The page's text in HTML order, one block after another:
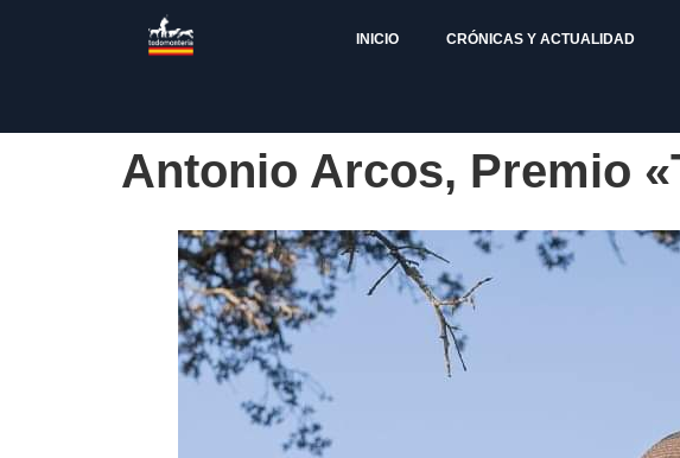
INICIO CRÓNICAS Y ACTUALIDAD
Antonio Arcos, Premio